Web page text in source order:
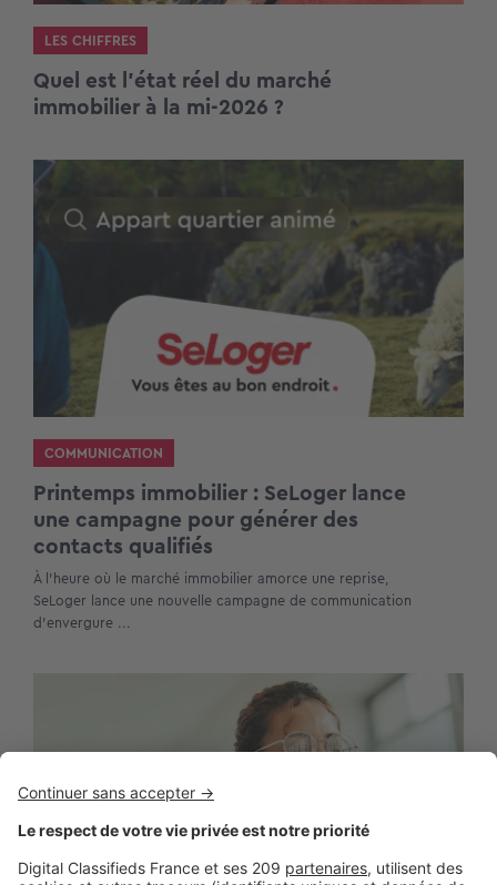
LES CHIFFRES
Quel est l’état réel du marché
immobilier à la mi-2026 ?
COMMUNICATION
Printemps immobilier : SeLoger lance
une campagne pour générer des
contacts qualifiés
À l’heure où le marché immobilier amorce une reprise,
SeLoger lance une nouvelle campagne de communication
d’envergure ...